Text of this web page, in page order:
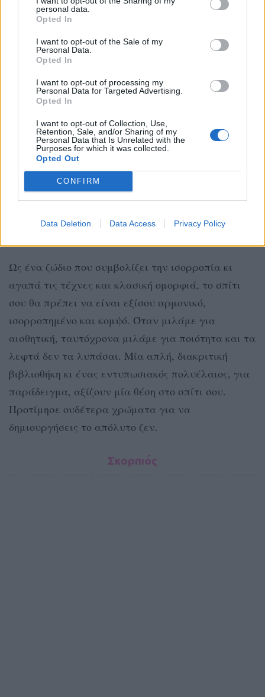
personal data.
Opted In
I want to opt-out of the Sale of my
Personal Data.
Opted In
I want to opt-out of processing my
Personal Data for Targeted Advertising.
Opted In
I want to opt-out of Collection, Use,
Retention, Sale, and/or Sharing of my
Personal Data that Is Unrelated with the
Purposes for which it was collected.
Opted Out
CONFIRM
Data Deletion Data Access Privacy Policy
Ως ένα ζώδιο που συμβολίζει την ισορροπία κι
αγαπά τις τέχνες και κλασική ομορφιά, το σπίτι
σου θα πρέπει να είναι εξίσου αρμονικό,
ισορροπημένο και κομψό. Όταν μιλάμε για
αισθητική, ταυτόχρονα μιλάμε για ποιότητα και τα
λεφτά δεν τα λυπάσαι. Μία απλή, διακριτική
βιβλιοθήκη κι ένας εντυπωσιακός πολυέλαιος, για
παράδειγμα, αξίζουν μία θέση στο σπίτι σου.
Προτίμησε ουδέτερα χρώματα για να
δημιουργήσεις το απόλυτο ζεν.
Σκορπιός